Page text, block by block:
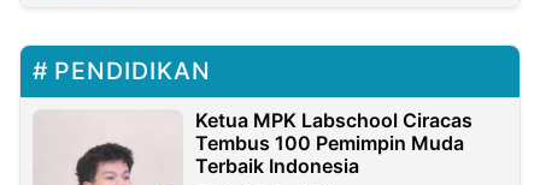
PENDIDIKAN
Ketua MPK Labschool Ciracas
Tembus 100 Pemimpin Muda
Terbaik Indonesia